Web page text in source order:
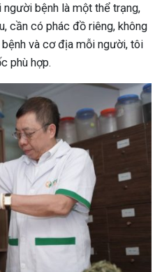
bệnh là một thể trạng,
cần có phác đồ riêng, không
và cơ địa mỗi người, tôi
phù hợp.